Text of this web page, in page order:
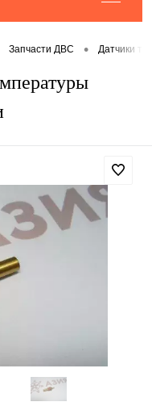
Запчасти ДВС • Датчики